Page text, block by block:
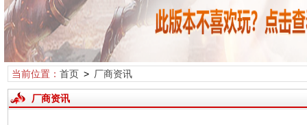
当前位置： 首页 > 厂商资讯
厂商资讯